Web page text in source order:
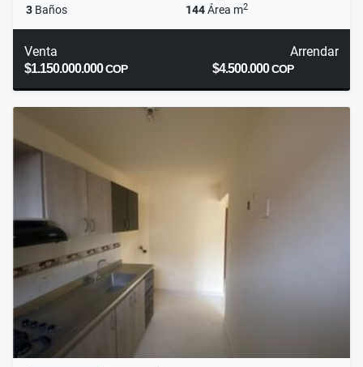
3 Baños 144Área m2
Venta
$1.150.000.000COP
Arrendar
$4.500.000COP